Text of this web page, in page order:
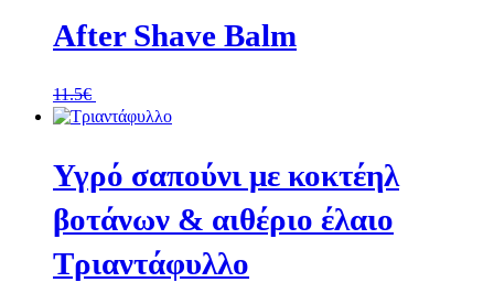
After Shave Balm
11.5€
Υγρό σαπούνι με κοκτέηλ
βοτάνων & αιθέριο έλαιο
Τριαντάφυλλο